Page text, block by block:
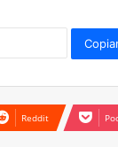
Reddit